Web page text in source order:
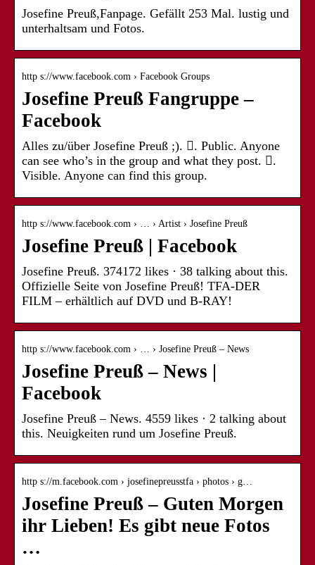
Josefine Preuß,Fanpage. Gefällt 253 Mal. lustig und
unterhaltsam und Fotos.
http s://www.facebook.com › Facebook Groups
Josefine Preuß Fangruppe –
Facebook
Alles zu/über Josefine Preuß ;). 󰟠. Public. Anyone
can see who’s in the group and what they post. 󰛻.
Visible. Anyone can find this group.
http s://www.facebook.com › … › Artist › Josefine Preuß
Josefine Preuß | Facebook
Josefine Preuß. 374172 likes · 38 talking about this.
Offizielle Seite von Josefine Preuß! TFA-DER
FILM – erhältlich auf DVD und B-RAY!
http s://www.facebook.com › … › Josefine Preuß – News
Josefine Preuß – News |
Facebook
Josefine Preuß – News. 4559 likes · 2 talking about
this. Neuigkeiten rund um Josefine Preuß.
http s://m.facebook.com › josefinepreusstfa › photos › g…
Josefine Preuß – Guten Morgen
ihr Lieben! Es gibt neue Fotos
…